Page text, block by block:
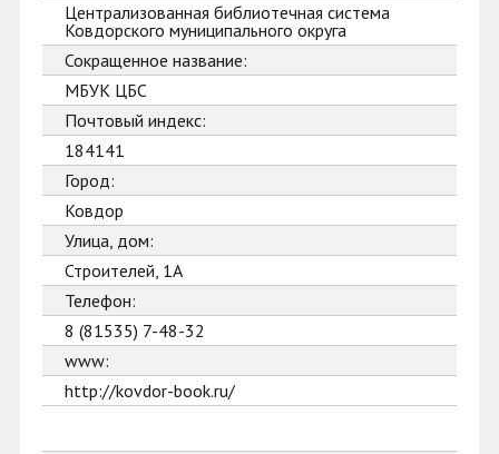
Централизованная библиотечная система
Ковдорского муниципального округа
Сокращенное название:
МБУК ЦБС
Почтовый индекс:
184141
Город:
Ковдор
Улица, дом:
Строителей, 1А
Телефон:
8 (81535) 7-48-32
www:
http://kovdor-book.ru/